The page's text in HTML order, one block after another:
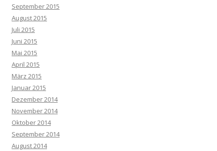
September 2015
August 2015
Juli 2015
Juni 2015
Mai 2015
April 2015
März 2015
Januar 2015
Dezember 2014
November 2014
Oktober 2014
September 2014
August 2014